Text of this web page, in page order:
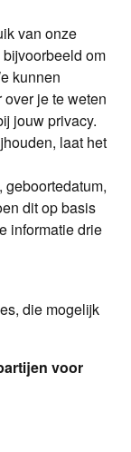
van onze
om
kunnen
je te weten
jouw privacy.
laat het
dit op basis
informatie drie
die mogelijk
voor